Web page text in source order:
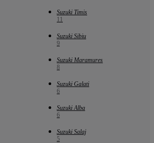
Suzuki Timis
11
Suzuki Sibiu
9
Suzuki Maramures
8
Suzuki Galati
6
Suzuki Alba
6
Suzuki Salaj
5